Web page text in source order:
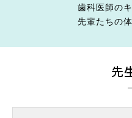
歯科医師の
先輩たちの
先